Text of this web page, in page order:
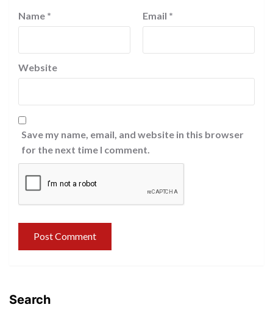
Name * Email *
Website
Save my name, email, and website in this browser
for the next time I comment.
Search